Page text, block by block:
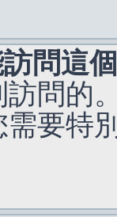
問這
問的
要特